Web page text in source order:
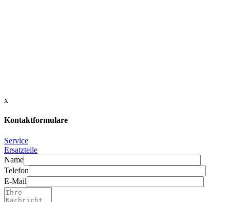
x
Kontaktformulare
Service
Ersatzteile
Name
Telefon
E-Mail